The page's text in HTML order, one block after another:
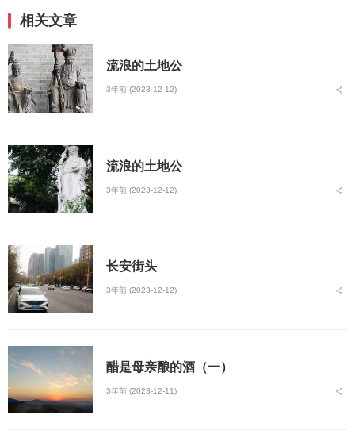
相关文章
流浪的土地公
3年前 (2023-12-12)
流浪的土地公
3年前 (2023-12-12)
长安街头
3年前 (2023-12-12)
醋是母亲酿的酒（一）
3年前 (2023-12-11)